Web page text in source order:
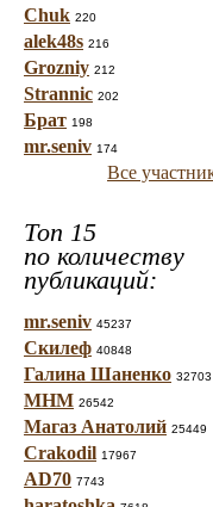
Chuk 220
alek48s 216
Grozniy 212
Strannic 202
Брат 198
mr.seniv 174
Все
Топ 15
по количеству
публикаций:
mr.seniv 45237
Скилеф 40848
Галина Шаненко 32703
МНМ 26542
Магаз Анатолий 25449
Crakodil 17967
AD70 7743